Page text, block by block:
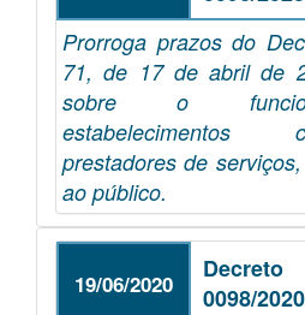
Prorroga prazos do
71, de 17 de abril de
sobre o
prestadores de
ao público.
19/06/2020
0098/2020